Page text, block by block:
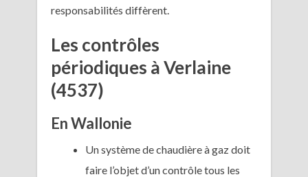
responsabilités diffèrent.
Les contrôles
périodiques à Verlaine
(4537)
En Wallonie
Un système de chaudière à gaz doit
faire l’objet d’un contrôle tous les